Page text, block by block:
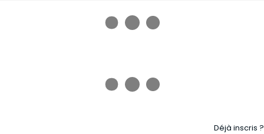
Déjà inscris ?